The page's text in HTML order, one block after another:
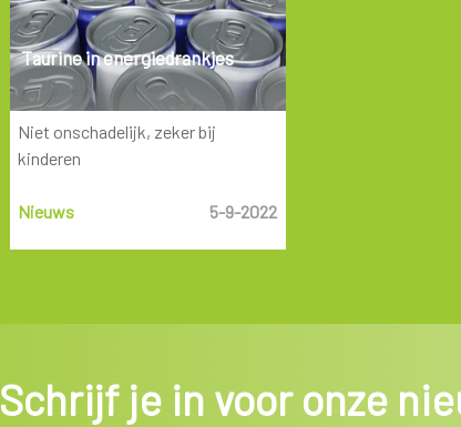
Taurine in energiedrankjes
Niet onschadelijk, zeker bij
kinderen
Nieuws 5-9-2022
Schrijf je in voor onze